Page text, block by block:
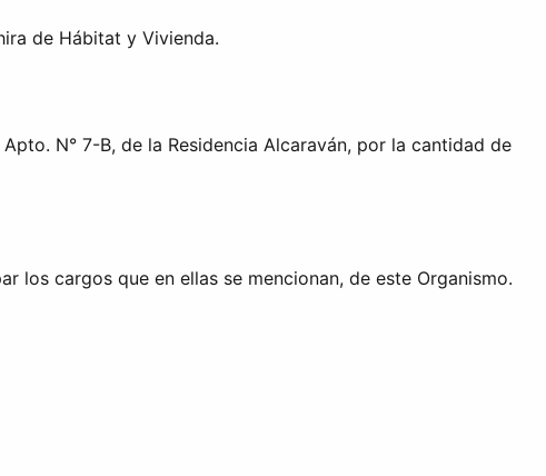
de Hábitat y Vivienda.
N° 7-B, de la Residencia Alcaraván, por la cantidad de
los cargos que en ellas se mencionan, de este Organismo.